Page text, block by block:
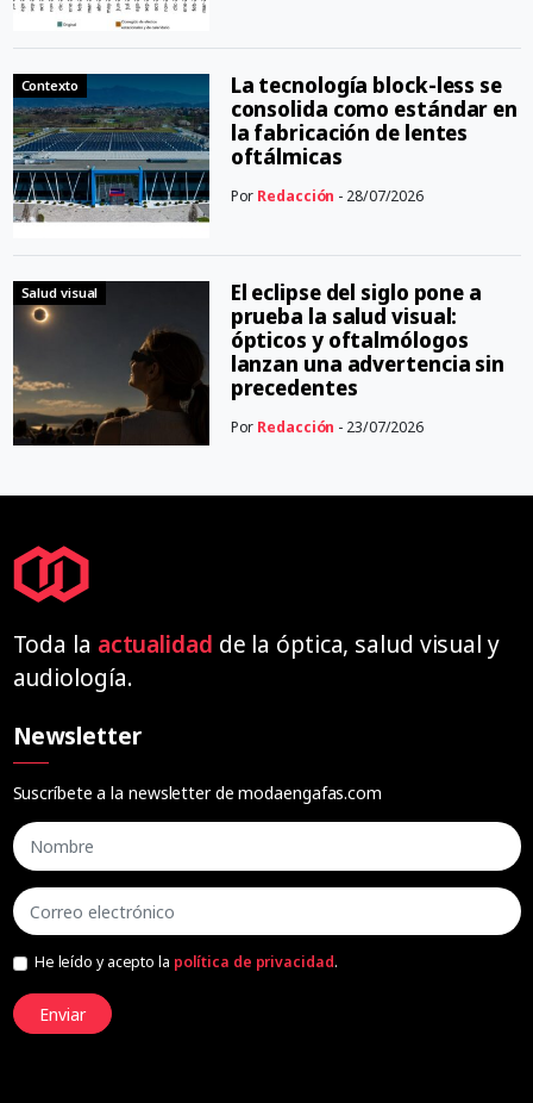
Contexto
La tecnología block-less se
consolida como estándar en
la fabricación de lentes
oftálmicas
Por Redacción - 28/07/2026
Salud visual
El eclipse del siglo pone a
prueba la salud visual:
ópticos y oftalmólogos
lanzan una advertencia sin
precedentes
Por Redacción - 23/07/2026
Toda la actualidad de la óptica, salud visual y
audiología.
Newsletter
Suscríbete a la newsletter de modaengafas.com
He leído y acepto la política de privacidad.
Enviar